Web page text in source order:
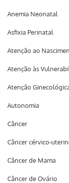
Anemia Neonatal
Asfixia Perinatal
Atenção ao
Atenção às
Atenção
Autonomia
Câncer
Câncer cérvico-
Câncer de Mama
Câncer de Ovário